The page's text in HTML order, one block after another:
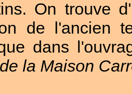
On trouve
de l'ancien
dans
la Maison